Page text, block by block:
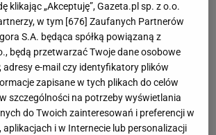
klikając „Akceptuję”, Gazeta.pl sp. z o.o.
w tym [ 676 ] Zaufanych Partnerów
S.A. będąca spółką powiązaną z
będą przetwarzać Twoje dane osobowe
adresy e-mail czy identyfikatory plików
zapisane w tych plikach do celów
szczególności na potrzeby wyświetlania
do Twoich zainteresowań i preferencji w
i w Internecie lub personalizacji